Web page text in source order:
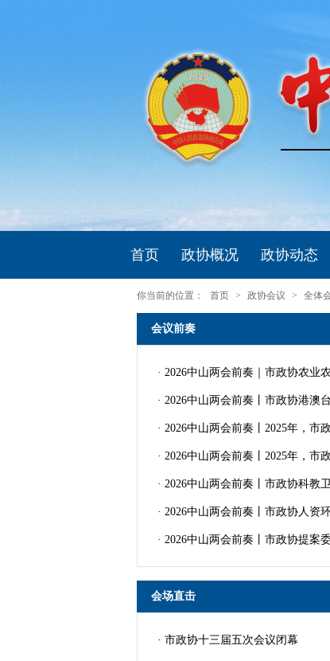
首页 政协概况 政协动态
你当前的位置： 首页 > 政协会议 > 全体
会议前奏
· 2026中山两会前奏｜市政协农业
· 2026中山两会前奏丨市政协港澳
· 2026中山两会前奏丨2025年，
· 2026中山两会前奏丨2025年，
· 2026中山两会前奏丨市政协科教
· 2026中山两会前奏丨市政协人资
· 2026中山两会前奏丨市政协提案
会场直击
· 市政协十三届五次会议闭幕